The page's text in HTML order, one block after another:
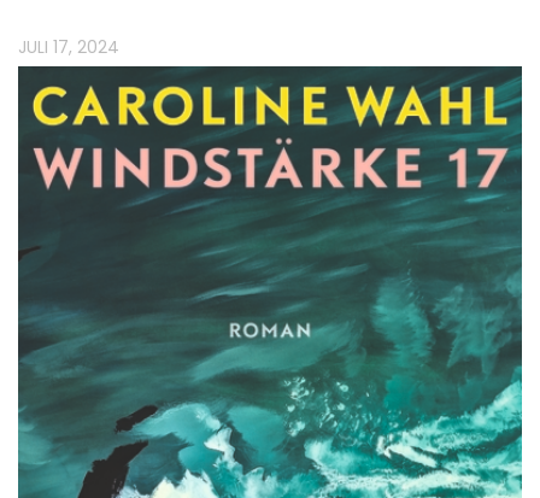
JULI 17, 2024